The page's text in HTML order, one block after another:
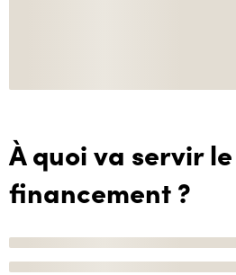
À quoi va servir le
financement ?